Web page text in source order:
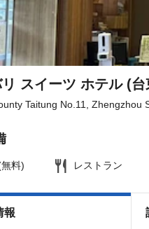
スイーツ ホテル (
Taitung No.11, Zhengzhou
料) レストラン
報